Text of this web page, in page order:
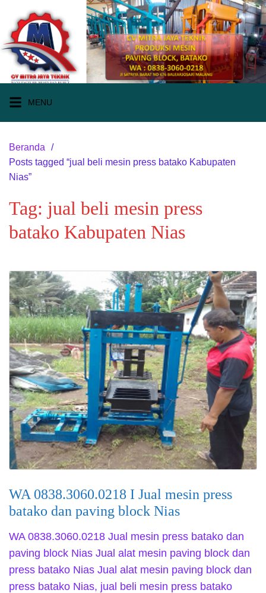
konten
MENU
Beranda
Posts tagged “jual beli mesin press batako Kabupaten
Nias”
Tag: jual beli mesin press
batako Kabupaten Nias
WA 0838.3060.0218 I Jual mesin press
batako dan paving block Nias
WA 0838.3060.0218 Jual mesin press batako dan
paving block Nias Jual alat mesin paving block dan
press batako Nias Jual alat mesin paving block dan
press batako Nias, jual beli mesin press batako